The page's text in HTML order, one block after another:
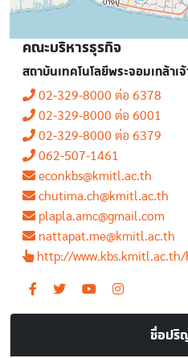
คณะบริหารธุรกิจ
สถาบันเทคโนโลยีพระจอมเกล้า
02-329-8000 ต่อ 6378
02-329-8000 ต่อ 6001
02-329-8000 ต่อ 6379
062-507-1461
econkbs@kmitl.ac.th
chutima.ch@kmitl.ac.th
plapla.amc@gmail.com
nattapat.me@kmitl.ac.th
http://www.kbs.kmitl.ac.th/
ชื่อปริ